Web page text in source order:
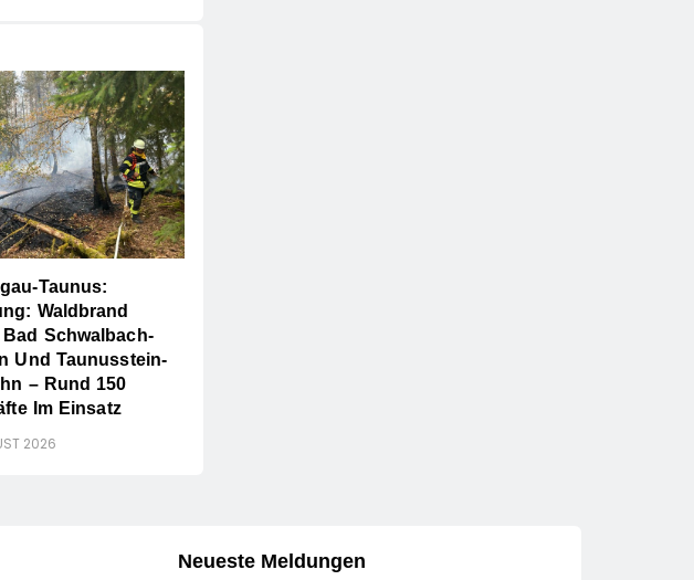
Taunus:
Waldbrand
Schwalbach-
Und Taunusstein-
– Rund 150
Im Einsatz
2026
Neueste Meldungen